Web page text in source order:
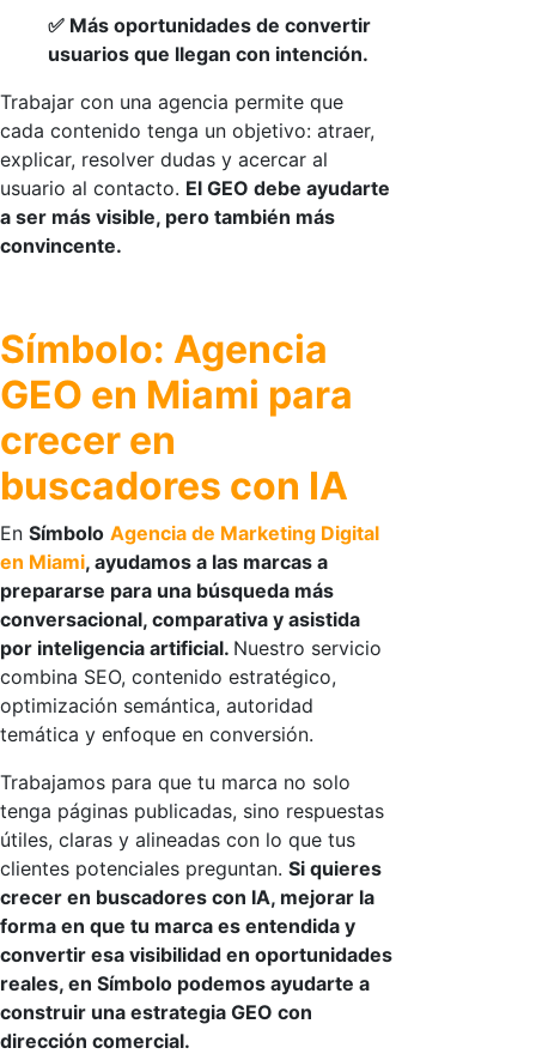
✅ Más oportunidades de convertir
usuarios que llegan con intención.
Trabajar con una agencia permite que
cada contenido tenga un objetivo: atraer,
explicar, resolver dudas y acercar al
usuario al contacto. El GEO debe ayudarte
a ser más visible, pero también más
convincente.
Símbolo: Agencia
GEO en Miami para
crecer en
buscadores con IA
En Símbolo Agencia de Marketing Digital
en Miami, ayudamos a las marcas a
prepararse para una búsqueda más
conversacional, comparativa y asistida
por inteligencia artificial. Nuestro servicio
combina SEO, contenido estratégico,
optimización semántica, autoridad
temática y enfoque en conversión.
Trabajamos para que tu marca no solo
tenga páginas publicadas, sino respuestas
útiles, claras y alineadas con lo que tus
clientes potenciales preguntan. Si quieres
crecer en buscadores con IA, mejorar la
forma en que tu marca es entendida y
convertir esa visibilidad en oportunidades
reales, en Símbolo podemos ayudarte a
construir una estrategia GEO con
dirección comercial.